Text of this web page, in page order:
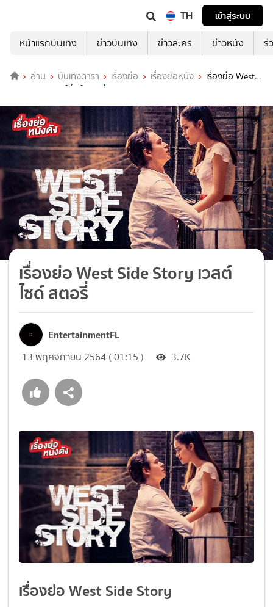
TH
เข้าสู่ระบบ
หน้าแรกบันเทิง
ข่าวบันเทิง ข่าวละคร ข่าวหนัง รี
อ่าน บันเทิงดารา เรื่องย่อ เรื่องย่อหนัง
เรื่องย่อ West
Side Story เวสต์ ไซด์ สตอรี่
เรื่องย่อ West Side Story เวสต์
ไซด์ สตอรี่
EntertainmentFL
13 พฤศจิกายน 2564 ( 01:15 ) 3.7K
เรื่องย่อ West Side Story